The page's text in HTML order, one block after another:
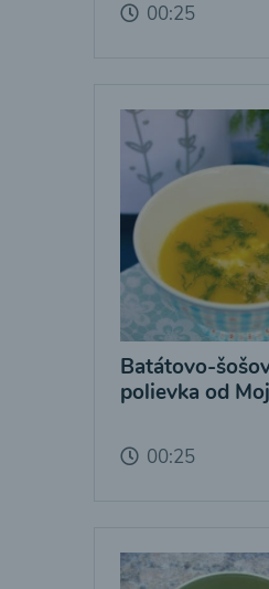
00:25
Batátovo-
polievka od
00:25